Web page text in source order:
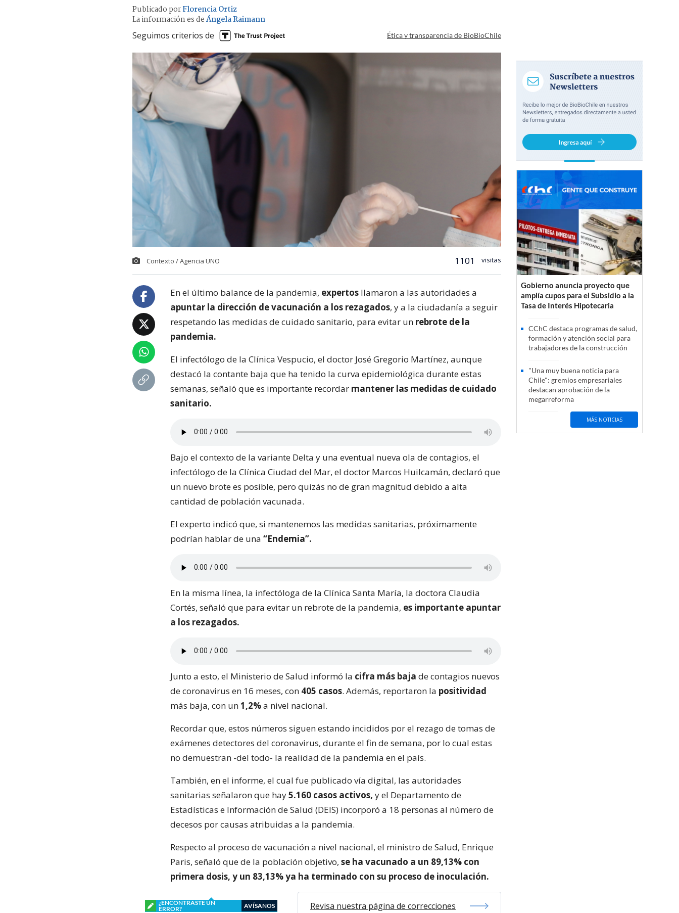
Publicado porFlorencia Ortiz
La información es deÁngela Raimann
Seguimos criterios de Ética y transparencia de BioBioChile
Contexto / Agencia UNO 1101 visitas
En el último balance de la pandemia, expertos llamaron a las autoridades a
apuntar la dirección de vacunación a los rezagados, y a la ciudadanía a seguir
respetando las medidas de cuidado sanitario, para evitar un rebrote de la
pandemia.
El infectólogo de la Clínica Vespucio, el doctor José Gregorio Martínez, aunque
destacó la contante baja que ha tenido la curva epidemiológica durante estas
semanas, señaló que es importante recordar mantener las medidas de cuidado
sanitario.
Bajo el contexto de la variante Delta y una eventual nueva ola de contagios, el
infectólogo de la Clínica Ciudad del Mar, el doctor Marcos Huilcamán, declaró que
un nuevo brote es posible, pero quizás no de gran magnitud debido a alta
cantidad de población vacunada.
El experto indicó que, si mantenemos las medidas sanitarias, próximamente
podrían hablar de una “Endemia”.
En la misma línea, la infectóloga de la Clínica Santa María, la doctora Claudia
Cortés, señaló que para evitar un rebrote de la pandemia, es importante apuntar
a los rezagados.
Junto a esto, el Ministerio de Salud informó la cifra más baja de contagios nuevos
de coronavirus en 16 meses, con 405 casos. Además, reportaron la positividad
más baja, con un1,2%a nivel nacional.
Recordar que, estos números siguen estando incididos por el rezago de tomas de
exámenes detectores del coronavirus, durante el fin de semana, por lo cual estas
no demuestran -del todo- la realidad de la pandemia en el país.
También, en el informe, el cual fue publicado vía digital, las autoridades
sanitarias señalaron que hay5.160 casos activos, y el Departamento de
Estadísticas e Información de Salud (DEIS) incorporó a 18 personas al número de
decesos por causas atribuidas a la pandemia.
Respecto al proceso de vacunación a nivel nacional, el ministro de Salud, Enrique
Paris, señaló que de la población objetivo, se ha vacunado a un 89,13% con
primera dosis, y un 83,13% ya ha terminado con su proceso de inoculación.
¿ENCONTRASTE UN
ERROR?
AVÍSANOS Revisa nuestra página de correcciones
Gobierno anuncia proyecto que
amplía cupos para el Subsidio a la
Tasa de Interés Hipotecaria
CChC destaca programas de salud,
formación y atención social para
trabajadores de la construcción
"Una muy buena noticia para
Chile": gremios empresariales
destacan aprobación de la
megarreforma
MÁS NOTICIAS